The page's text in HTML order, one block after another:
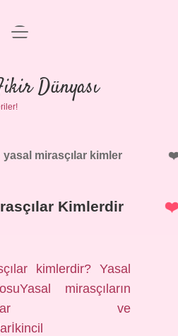
Anasayfa
Politikası
Uyarı
menüyü
Dünyası
yasal mirasçılar kimler
Kimlerdir
kimlerdir? Yasal
mirasçıların
ve